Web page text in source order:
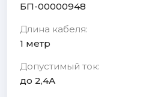
БП-00000948
Длина кабеля:
1 метр
Допустимый ток:
до 2,4А